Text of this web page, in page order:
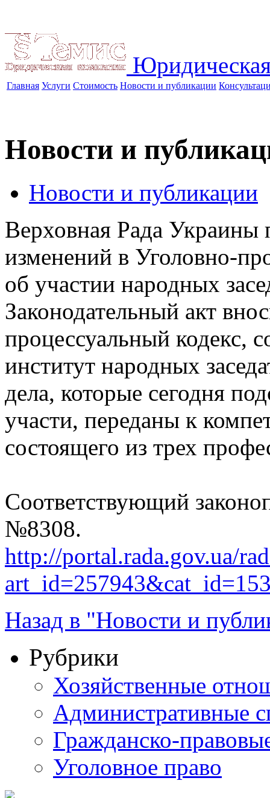
Главная Услуги Стоимость Новости и публикации
Новости и
Новости и публикации
Верховная Рада Украины
изменений в Уголовно-
об участии народных
Законодательный акт
процессуальный кодекс,
институт народных
дела, которые сегодня
участи, переданы к
состоящего из трех
Соответствующий
№8308.
http://portal.rada.gov.ua/
Назад в "Новости и
Рубрики
Хозяйственные
Административные
Гражданско-
Уголовное право